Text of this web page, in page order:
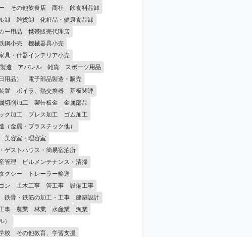
その他飲食店 商社
飲食料品卸
卸 雑貨卸
化粧品・健康食品卸
ー用品
携帯販売代理店
鋼小売
機械器具小売
具・什器インテリア小売
造 アパレル 雑貨
スポーツ用品
用品）
電子部品製造・販売
置 ボイラ、熱交換器
基板関連
切削加工 製缶板金
金属部品
ク加工 プレス加工
ゴム加工
（金属・プラスチック他）
美容室・理容室
ゲストハウス・簡易宿泊所
管理
ビルメンテナンス・清掃
クシー
トレーラー輸送
ン 土木工事 管工事
設備工事
鉄骨・鉄筋の加工・工事
建築設計
事 農業 林業 水産業
漁業
）
校
その他教育、学習支援